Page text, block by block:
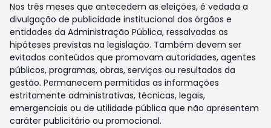
Nos três meses que antecedem as eleições, é vedada a
divulgação de publicidade institucional dos órgãos e
entidades da Administração Pública, ressalvadas as
hipóteses previstas na legislação. Também devem ser
evitados conteúdos que promovam autoridades, agentes
públicos, programas, obras, serviços ou resultados da
gestão. Permanecem permitidas as informações
estritamente administrativas, técnicas, legais,
emergenciais ou de utilidade pública que não apresentem
caráter publicitário ou promocional.